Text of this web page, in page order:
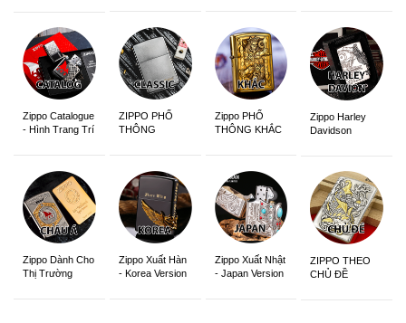
Zippo Catalogue
- Hình Trang Trí
ZIPPO PHỔ
THÔNG
Zippo PHỔ
THÔNG KHẮC
Zippo Harley
Davidson
Zippo Dành Cho
Thị Trường
Zippo Xuất Hàn
- Korea Version
Zippo Xuất Nhật
- Japan Version
ZIPPO THEO
CHỦ ĐỀ